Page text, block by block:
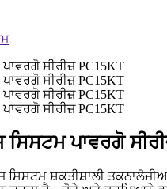
ਪਾਵਰਗੋ
ਸਿਸਟਮ ਸ਼ਕਤੀਸ਼ਾਲੀ